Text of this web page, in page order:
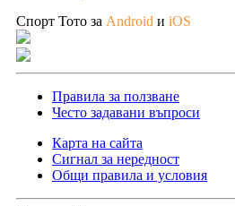
Спорт Тото за Android и iOS
Правила за ползване
Често задавани въпроси
Карта на сайта
Сигнал за нередност
Общи правила и условия